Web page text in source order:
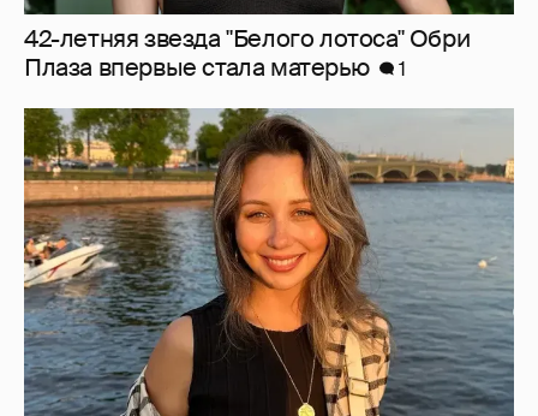
Елизавета Туктамышева заявила, что
полиция бездействует в ответ на её
жалобы на сталкера
37